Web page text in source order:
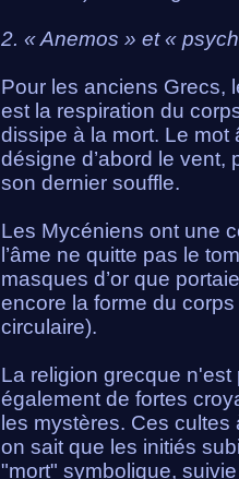
2. « Anemos » et «
Pour les anciens Grecs,
est la respiration du
dissipe à la mort. Le mot
désigne d’abord le vent,
son dernier souffle.
Les Mycéniens ont une
l’âme ne quitte pas le
masques d’or que
encore la forme du
circulaire).
La religion grecque
également de fortes
les mystères. Ces
on sait que les initiés
"mort" symbolique,